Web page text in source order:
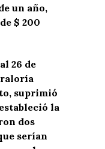
un año,
$ 200
26 de
suprimió
la
dos
serían